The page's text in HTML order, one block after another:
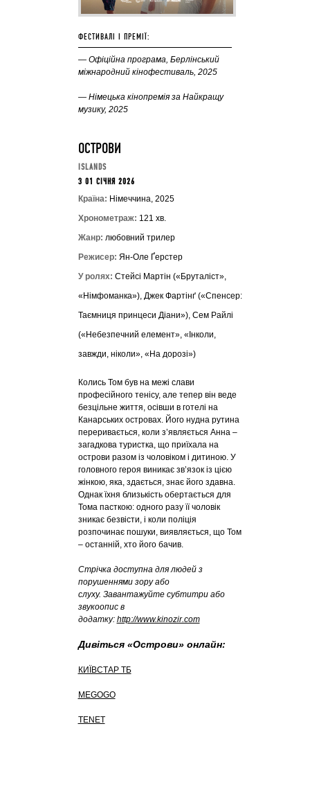
ФЕСТИВАЛІ І ПРЕМІЇ:
— Офіційна програма, Берлінський
міжнародний кінофестиваль, 2025
— Німецька кінопремія за Найкращу
музику, 2025
ОСТРОВИ
ISLANDS
З 01 СІЧНЯ 2026
Країна: Німеччина, 2025
Хронометраж: 121 хв.
Жанр: любовний трилер
Режисер: Ян-Оле Ґерстер
У ролях: Стейсі Мартін («Бруталіст»,
«Німфоманка»), Джек Фартінґ («Спенсер:
Таємниця принцеси Діани»), Сем Райлі
(«Небезпечний елемент», «Інколи,
завжди, ніколи», «На дорозі»)
Колись Том був на межі слави
професійного тенісу, але тепер він веде
безцільне життя, осівши в готелі на
Канарських островах. Його нудна рутина
переривається, коли з’являється Анна –
загадкова туристка, що приїхала на
острови разом із чоловіком і дитиною. У
головного героя виникає зв’язок із цією
жінкою, яка, здається, знає його здавна.
Однак їхня близькість обертається для
Тома пасткою: одного разу її чоловік
зникає безвісти, і коли поліція
розпочинає пошуки, виявляється, що Том
– останній, хто його бачив.
Стрічка доступна для людей з
порушеннями зору або
слуху. Завантажуйте субтитри або
звукоопис в
додатку: http://www.kinozir.com
Дивіться «Острови» онлайн:
КИЇВСТАР ТБ
MEGOGO
TENET